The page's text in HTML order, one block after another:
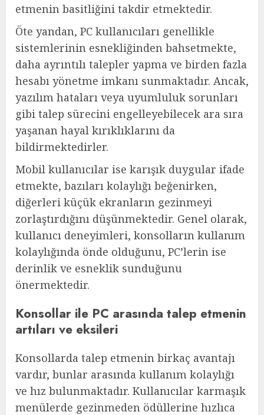
etmenin basitliğini takdir etmektedir.
Öte yandan, PC kullanıcıları genellikle
sistemlerinin esnekliğinden bahsetmekte,
daha ayrıntılı talepler yapma ve birden fazla
hesabı yönetme imkanı sunmaktadır. Ancak,
yazılım hataları veya uyumluluk sorunları
gibi talep sürecini engelleyebilecek ara sıra
yaşanan hayal kırıklıklarını da
bildirmektedirler.
Mobil kullanıcılar ise karışık duygular ifade
etmekte, bazıları kolaylığı beğenirken,
diğerleri küçük ekranların gezinmeyi
zorlaştırdığını düşünmektedir. Genel olarak,
kullanıcı deneyimleri, konsolların kullanım
kolaylığında önde olduğunu, PC’lerin ise
derinlik ve esneklik sunduğunu
önermektedir.
Konsollar ile PC arasında talep etmenin
artıları ve eksileri
Konsollarda talep etmenin birkaç avantajı
vardır, bunlar arasında kullanım kolaylığı
ve hız bulunmaktadır. Kullanıcılar karmaşık
menülerde gezinmeden ödüllerine hızlıca